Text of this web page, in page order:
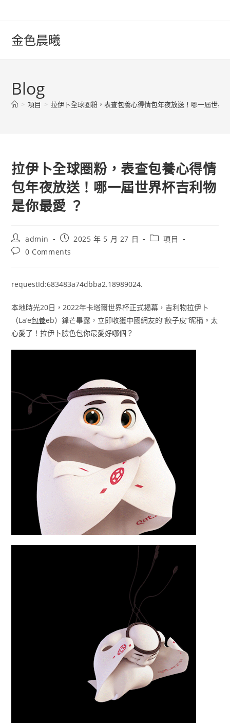
content金色晨曦
Blog
> 項目 > 拉伊卜全球圈粉，表查包養心得情包年夜放送！哪一屆世界
拉伊卜全球圈粉，表查包養心得情
包年夜放送！哪一屆世界杯吉利物
是你最愛 ？
Post
author:
admin
Post
published:
2025 年 5 月 27 日
Post項目
Post0 Comments
requestId:683483a74dbba2.18989024.
本地時光20日，2022年卡塔爾世界杯正式揭幕，吉利物拉伊卜
（La’e包養eb）鋒芒畢露，立即收獲中國網友的“餃子皮”昵稱。太
心愛了！拉伊卜臉色包你最愛好哪個？